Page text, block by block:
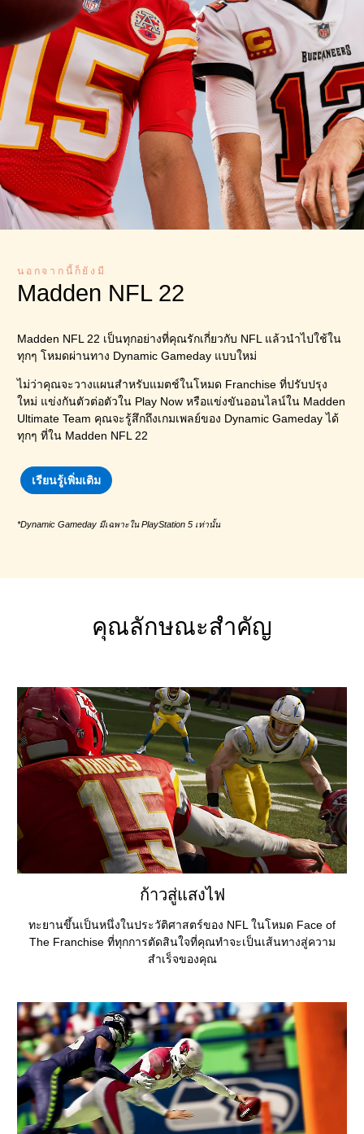
นอกจากนี้ก็ยังมี
Madden NFL 22
Madden NFL 22 เป็นทุกอย่างที่คุณรักเกี่ยวกับ NFL แล้วนำไปใช้ใน
ทุกๆ โหมดผ่านทาง Dynamic Gameday แบบใหม่
ไม่ว่าคุณจะวางแผนสำหรับแมตช์ในโหมด Franchise ที่ปรับปรุง
ใหม่ แข่งกันตัวต่อตัวใน Play Now หรือแข่งขันออนไลน์ใน Madden
Ultimate Team คุณจะรู้สึกถึงเกมเพลย์ของ Dynamic Gameday ได้
ทุกๆ ที่ใน Madden NFL 22
เรียนรู้เพิ่มเติม
*Dynamic Gameday มีเฉพาะใน PlayStation 5 เท่านั้น
คุณลักษณะสำคัญ
ก้าวสู่แสงไฟ
ทะยานขึ้นเป็นหนึ่งในประวัติศาสตร์ของ NFL ในโหมด Face of
The Franchise ที่ทุกการตัดสินใจที่คุณทำจะเป็นเส้นทางสู่ความ
สำเร็จของคุณ